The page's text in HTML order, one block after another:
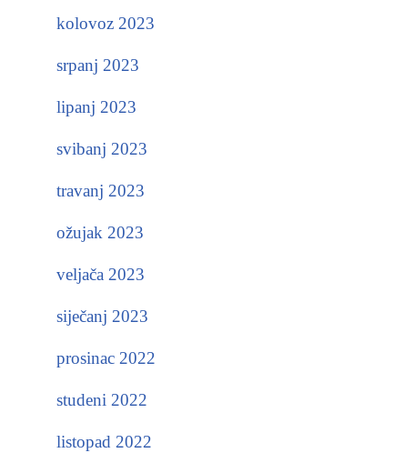
kolovoz 2023
srpanj 2023
lipanj 2023
svibanj 2023
travanj 2023
ožujak 2023
veljača 2023
siječanj 2023
prosinac 2022
studeni 2022
listopad 2022